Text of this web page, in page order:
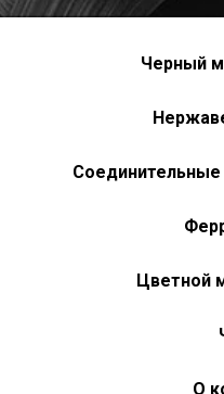
Черный
Соединительные
Цветной
О